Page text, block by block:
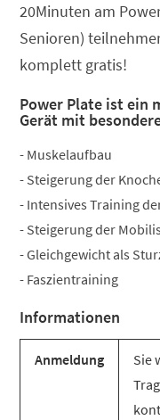
20Minuten am
Senioren)
komplett gratis!
Power Plate ist ein
Gerät mit
- Muskelaufbau
- Steigerung der
- Intensives Training
- Steigerung der
- Gleichgewicht als
- Faszientraining
Informationen
Anmeldung
Sie